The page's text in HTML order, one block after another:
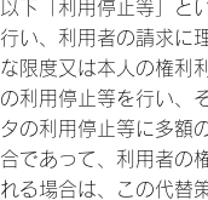
下「利用停止等」と
い、利用者の請求に
限度又は本人の権利
利用停止等を行い、
の利用停止等に多額
であって、利用者の
る場合は、この代替